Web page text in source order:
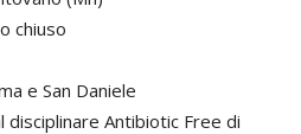
chiuso
e San Daniele
disciplinare Antibiotic Free di